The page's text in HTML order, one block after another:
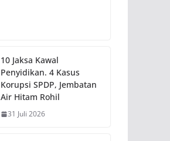
10 Jaksa Kawal
Penyidikan. 4 Kasus
Korupsi SPDP, Jembatan
Air Hitam Rohil
31 Juli 2026